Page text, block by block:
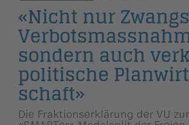
«Nicht nur
sondern auch
po­li­ti­sche
schaft»
Die Fraktionserklärung der VU